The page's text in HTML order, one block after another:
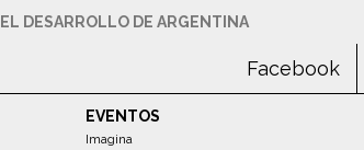
DESARROLLO DE ARGENTINA
Facebook
EVENTOS
Imagina